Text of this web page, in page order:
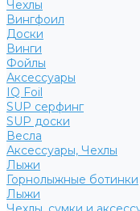
Чехлы
Вингфоил
Доски
Винги
Фойлы
Аксессуары
IQ Foil
SUP серфинг
SUP доски
Весла
Аксессуары, Чехлы
Лыжи
Горнолыжные ботинки
Лыжи